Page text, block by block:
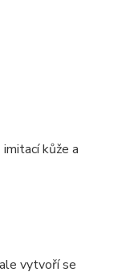
kůže a
vytvoří se